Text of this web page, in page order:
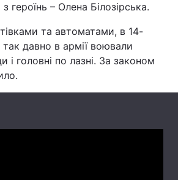
Політика
Лайт
– Олена Білозірська.
та автоматами, в 14-
давно в армії воювали
і головні по лазні. За законом